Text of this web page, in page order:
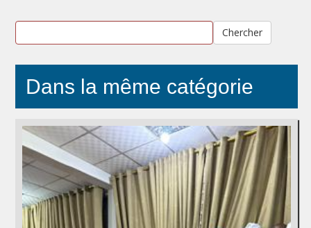
Chercher
Dans la même catégorie